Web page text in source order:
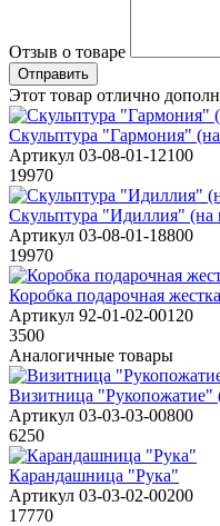
Отзыв о товаре
Этот товар отлично
Скульптура "Гармония"
Артикул 03-08-01-12100
19970
Cкульптура "Идиллия" (на
Артикул 03-08-01-18800
19970
Коробка подарочная
Артикул 92-01-02-00120
3500
Аналогичные товары
Визитница "Рукопожатие"
Артикул 03-03-03-00800
6250
Карандашница "Рука"
Артикул 03-03-02-00200
17770